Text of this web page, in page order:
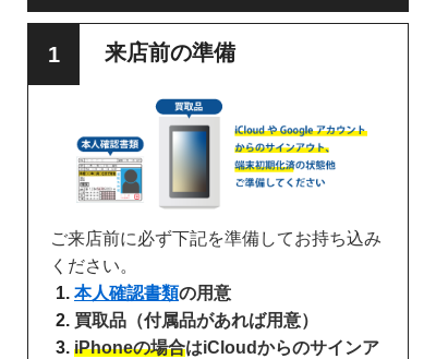
来店前の準備
ご来店前に必ず下記を準備してお持ち込み
ください。
本人確認書類の用意
買取品（付属品があれば用意）
iPhoneの場合はiCloudからのサインア